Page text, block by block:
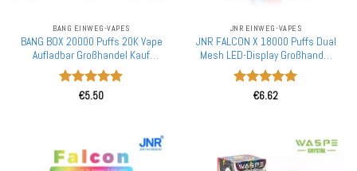
BANG EINWEG-VAPES
BANG BOX 20000 Puffs 20K Vape
Aufladbar Großhandel Kauf
Einweg-Vape Großhandel
Bewertet
€5.50
JNR EINWEG-VAPES
JNR FALCON X 18000 Puffs Dual
Mesh LED-Display Großhandel
Kauf Aufladbare Einweg-Vapes
Bewertet
€6.62